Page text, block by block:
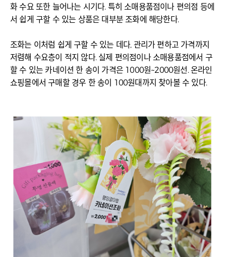
화 수요 또한 늘어나는 시기다. 특히 소매용품점이나 편의점 등에
서 쉽게 구할 수 있는 상품은 대부분 조화에 해당한다.
조화는 이처럼 쉽게 구할 수 있는 데다, 관리가 편하고 가격까지
저렴해 수요층이 적지 않다. 실제 편의점이나 소매용품점에서 구
할 수 있는 카네이션 한 송이 가격은 1000원~2000원선. 온라인
쇼핑몰에서 구매할 경우 한 송이 100원대까지 찾아볼 수 있다.